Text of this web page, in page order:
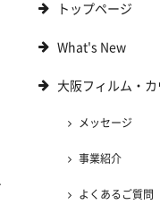
トップページ
What's New
大阪フィルム・
メッセージ
事業紹介
よくあるご質問